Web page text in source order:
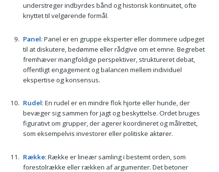
understreger indbyrdes bånd og historisk kontinuitet, ofte
knyttet til velgørende formål.
Panel: Panel er en gruppe eksperter eller dommere udpeget
til at diskutere, bedømme eller rådgive om et emne. Begrebet
fremhæver mangfoldige perspektiver, struktureret debat,
offentligt engagement og balancen mellem individuel
ekspertise og konsensus.
Rudel: En rudel er en mindre flok hjorte eller hunde, der
bevæger sig sammen for jagt og beskyttelse. Ordet bruges
figurativt om grupper, der agerer koordineret og målrettet,
som eksempelvis investorer eller politiske aktører.
Række: Række er lineær samling i bestemt orden, som
forestolrække eller rækken af argumenter. Det betoner